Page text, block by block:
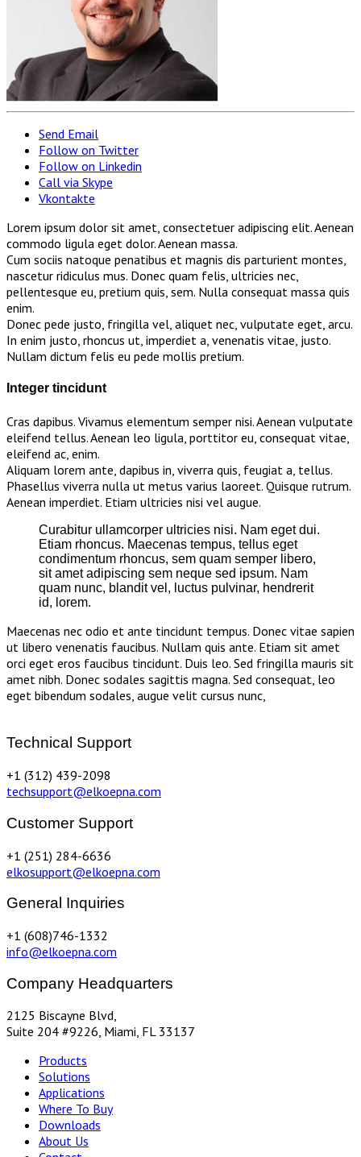
Send Email
Follow on Twitter
Follow on Linkedin
Call via Skype
Vkontakte
Lorem ipsum dolor sit amet, consectetuer adipiscing elit. Aenean
commodo ligula eget dolor. Aenean massa.
Cum sociis natoque penatibus et magnis dis parturient montes,
nascetur ridiculus mus. Donec quam felis, ultricies nec,
pellentesque eu, pretium quis, sem. Nulla consequat massa quis
enim.
Donec pede justo, fringilla vel, aliquet nec, vulputate eget, arcu.
In enim justo, rhoncus ut, imperdiet a, venenatis vitae, justo.
Nullam dictum felis eu pede mollis pretium.
Integer tincidunt
Cras dapibus. Vivamus elementum semper nisi. Aenean vulputate
eleifend tellus. Aenean leo ligula, porttitor eu, consequat vitae,
eleifend ac, enim.
Aliquam lorem ante, dapibus in, viverra quis, feugiat a, tellus.
Phasellus viverra nulla ut metus varius laoreet. Quisque rutrum.
Aenean imperdiet. Etiam ultricies nisi vel augue.
Curabitur ullamcorper ultricies nisi. Nam eget dui.
Etiam rhoncus. Maecenas tempus, tellus eget
condimentum rhoncus, sem quam semper libero,
sit amet adipiscing sem neque sed ipsum. Nam
quam nunc, blandit vel, luctus pulvinar, hendrerit
id, lorem.
Maecenas nec odio et ante tincidunt tempus. Donec vitae sapien
ut libero venenatis faucibus. Nullam quis ante. Etiam sit amet
orci eget eros faucibus tincidunt. Duis leo. Sed fringilla mauris sit
amet nibh. Donec sodales sagittis magna. Sed consequat, leo
eget bibendum sodales, augue velit cursus nunc,
Technical Support
+1 (312) 439-2098
techsupport@elkoepna.com
Customer Support
+1 (251) 284-6636
elkosupport@elkoepna.com
General Inquiries
+1 (608)746-1332
info@elkoepna.com
Company Headquarters
2125 Biscayne Blvd,
Suite 204 #9226, Miami, FL 33137
Products
Solutions
Applications
Where To Buy
Downloads
About Us